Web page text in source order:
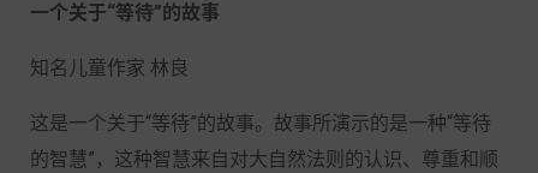
一个关于“等待”的故事
知名儿童作家 林良
这是一个关于“等待”的故事。故事所演示的是一种“等待
的智慧”，这种智慧来自对大自然法则的认识、尊重和顺